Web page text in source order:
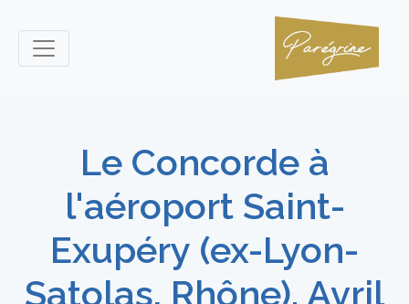
Le Concorde à
l'aéroport Saint-
Exupéry (ex-Lyon-
Satolas, Rhône). Avril